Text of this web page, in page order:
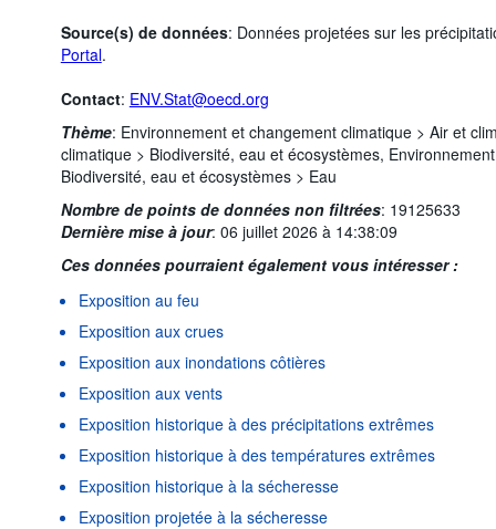
Source(s) de données: Données projetées sur les
Portal.
Contact: ENV.Stat@oecd.org
Thème: Environnement et changement climatique > Air et
climatique > Biodiversité, eau et écosystèmes,
Biodiversité, eau et écosystèmes > Eau
Nombre de points de données non filtrées: 19125633
Dernière mise à jour: 06 juillet 2026 à 14:38:09
Ces données pourraient également vous intéresser :
Exposition au feu
Exposition aux crues
Exposition aux inondations côtières
Exposition aux vents
Exposition historique à des précipitations extrêmes
Exposition historique à des températures extrêmes
Exposition historique à la sécheresse
Exposition projetée à la sécheresse